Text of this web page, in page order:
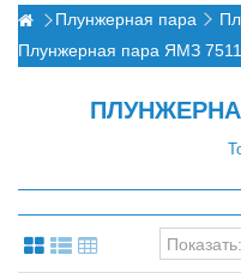
Плунжерная пара
Плунжерная пара ЯМЗ 7511